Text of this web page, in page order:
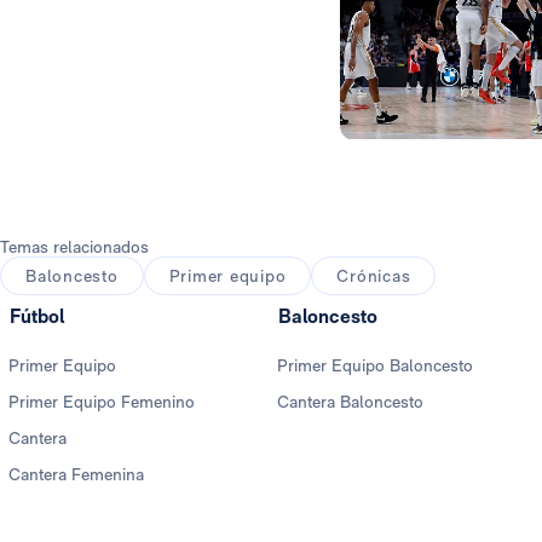
Temas relacionados
Baloncesto
Primer equipo Crónicas
Fútbol
Primer Equipo
Primer Equipo Femenino
Cantera
Cantera Femenina
Baloncesto
Primer Equipo Baloncesto
Cantera Baloncesto